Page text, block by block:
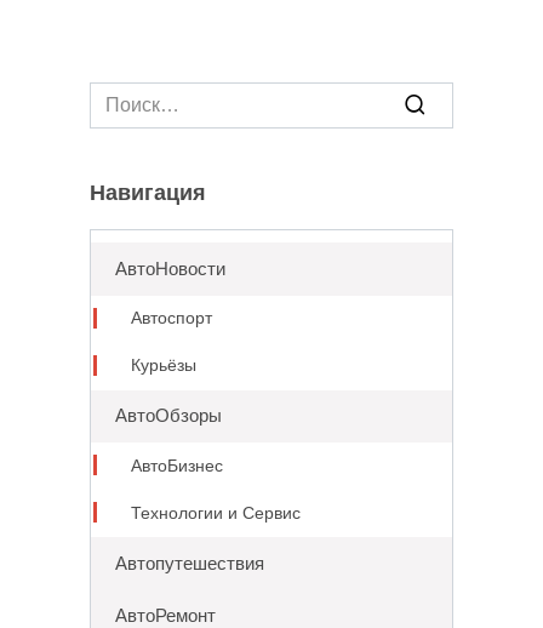
Search
for:
Навигация
АвтоНовости
Автоспорт
Курьёзы
АвтоОбзоры
АвтоБизнес
Технологии и Сервис
Автопутешествия
АвтоРемонт